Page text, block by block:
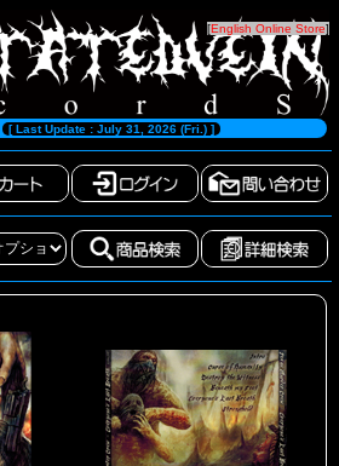
[English Online Store]
[ Last Update : July 31, 2026 (Fri.) ]